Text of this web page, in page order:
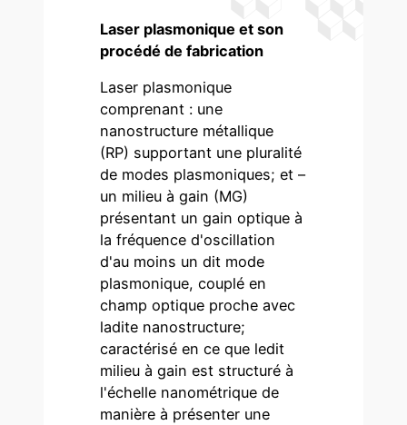
Laser plasmonique et son
procédé de fabrication
Laser plasmonique
comprenant : une
nanostructure métallique
(RP) supportant une pluralité
de modes plasmoniques; et –
un milieu à gain (MG)
présentant un gain optique à
la fréquence d'oscillation
d'au moins un dit mode
plasmonique, couplé en
champ optique proche avec
ladite nanostructure;
caractérisé en ce que ledit
milieu à gain est structuré à
l'échelle nanométrique de
manière à présenter une